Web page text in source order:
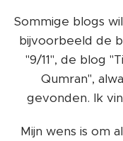
Sommige blogs
bijvoorbeeld de
"9/11", de blog
Qumran",
gevonden. Ik
Mijn wens is om